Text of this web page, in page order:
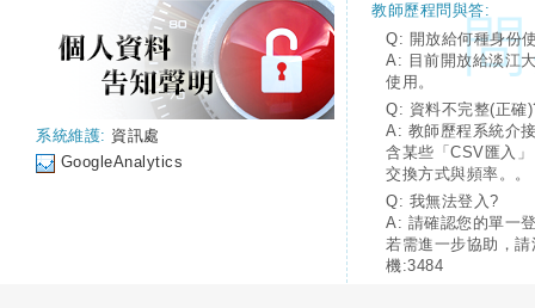
系統維護: 資訊處
GoogleAnalytics
教師歷程問與答:
Q: 開放給何種身份
A: 目前開放給淡江
使用。
Q: 資料不完整(正確
A: 教師歷程系統介
含某些「CSV匯入
交換方式與頻率。。
Q: 我無法登入?
A: 請確認您的單一
若需進一步協助，
機:3484